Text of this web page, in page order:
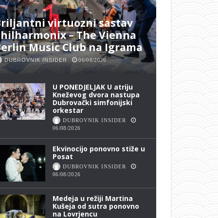
virtuozni sastav
– The Vienna
Music Club na Igrama
DUBROVNIK INSIDER 06/08/2026
U PONEDJELJAK U atriju
Kneževog dvora nastupa
Dubrovački simfonijski
orkestar
DUBROVNIK INSIDER
06/08/2026
Ekvinocijo ponovno stiže u
Posat
DUBROVNIK INSIDER
06/08/2026
Medeja u režiji Martina
Kušeja od sutra ponovno
na Lovrjencu